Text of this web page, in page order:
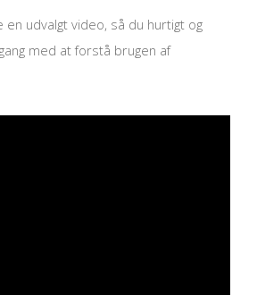
en udvalgt video, så du hurtigt og
med at forstå brugen af